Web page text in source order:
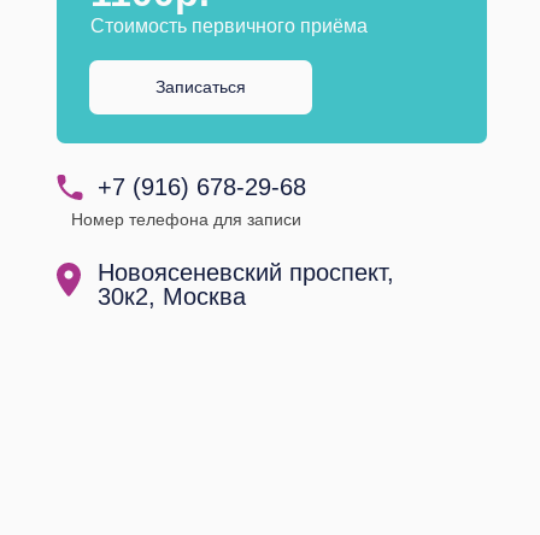
Стоимость первичного приёма
Записаться
Номер телефона для записи
+7 (916) 678-29-68
Новоясеневский проспект,
30к2, Москва